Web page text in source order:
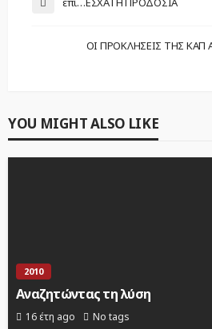
ΟΙ ΠΡΟΚΛΗΣΕΙΣ ΤΗΣ ΚΑΠ
YOU MIGHT ALSO LIKE
2010
Αναζητώντας τη λύση
16 έτη ago No tags